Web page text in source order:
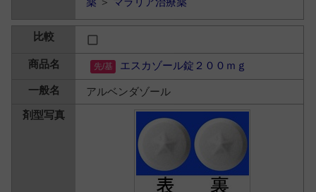
エスカゾール錠２００ｍｇ
アルベンダゾール